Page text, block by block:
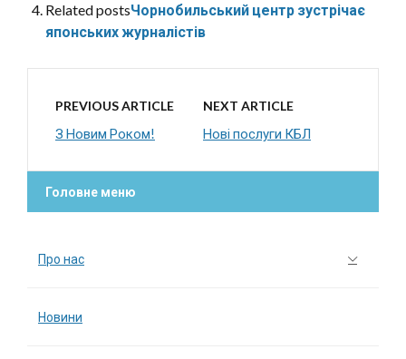
Related postsЧорнобильський центр зустрічає
японських журналістів
PREVIOUS ARTICLE
З Новим Роком!
NEXT ARTICLE
Нові послуги КБЛ
Головне меню
Про нас
Новини